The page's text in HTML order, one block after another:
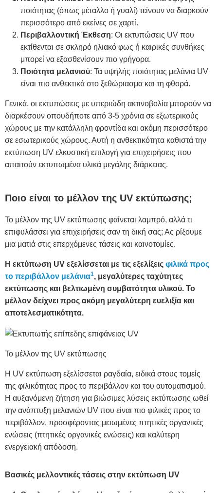
ποιότητας (όπως μέταλλο ή γυαλί) τείνουν να διαρκούν
περισσότερο από εκείνες σε χαρτί.
Περιβαλλοντική Έκθεση: Οι εκτυπώσεις UV που
εκτίθενται σε σκληρό ηλιακό φως ή καιρικές συνθήκες
μπορεί να εξασθενίσουν πιο γρήγορα.
Ποιότητα μελανιού: Τα υψηλής ποιότητας μελάνια UV
είναι πιο ανθεκτικά στο ξεθώριασμα και τη φθορά.
Γενικά, οι εκτυπώσεις με υπεριώδη ακτινοβολία μπορούν να
διαρκέσουν οπουδήποτε από 3-5 χρόνια σε εξωτερικούς
χώρους με την κατάλληλη φροντίδα και ακόμη περισσότερο
σε εσωτερικούς χώρους. Αυτή η ανθεκτικότητα καθιστά την
εκτύπωση UV ελκυστική επιλογή για επιχειρήσεις που
απαιτούν εκτυπωμένα υλικά μεγάλης διάρκειας.
Ποιο είναι το μέλλον της UV εκτύπωσης;
Το μέλλον της UV εκτύπωσης φαίνεται λαμπρό, αλλά τι
επιφυλάσσει για επιχειρήσεις σαν τη δική σας; Ας ρίξουμε
μια ματιά στις επερχόμενες τάσεις και καινοτομίες.
Η εκτύπωση UV εξελίσσεται με τις εξελίξεις φιλικά προς
το περιβάλλον μελάνια1, μεγαλύτερες ταχύτητες
εκτύπωσης και βελτιωμένη συμβατότητα υλικού. Το
μέλλον δείχνει προς ακόμη μεγαλύτερη ευελιξία και
αποτελεσματικότητα.
Το μέλλον της UV εκτύπωσης
Η UV εκτύπωση εξελίσσεται ραγδαία, ειδικά στους τομείς
της φιλικότητας προς το περιβάλλον και του αυτοματισμού.
Η αυξανόμενη ζήτηση για βιώσιμες λύσεις εκτύπωσης ωθεί
την ανάπτυξη μελανιών UV που είναι πιο φιλικές προς το
περιβάλλον, προσφέροντας μειωμένες πτητικές οργανικές
ενώσεις (πτητικές οργανικές ενώσεις) και καλύτερη
ενεργειακή απόδοση.
Βασικές μελλοντικές τάσεις στην εκτύπωση UV